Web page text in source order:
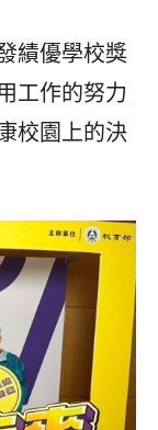
績優學校獎
工作的努力
校園上的決